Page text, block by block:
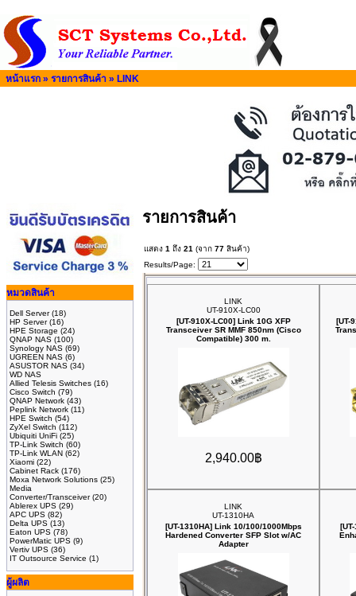
หน้าแรก » รายการสินค้า » LINK
หมวดสินค้า
Dell Server(18)
HP Server(16)
HPE Storage (24)
QNAP NAS (100)
Synology NAS (69)
UGREEN NAS (6)
ASUSTOR NAS (34)
WD NAS
Allied Telesis Switches (16)
Cisco Switch (79)
QNAP Network (43)
Peplink Network (11)
HPE Switch (54)
ZyXel Switch (112)
Ubiquiti UniFi (25)
TP-Link Switch (60)
TP-Link WLAN (62)
Xiaomi (22)
Cabinet Rack (176)
Moxa Network Solutions (25)
Media
Converter/Transceiver(20)
Ablerex UPS (29)
APC UPS (82)
Delta UPS (13)
Eaton UPS (78)
PowerMatic UPS (9)
Vertiv UPS (36)
IT Outsource Service (1)
ผู้ผลิต
รายการสินค้า
แสดง 1 ถึง 21 (จาก 77 สินค้า)
Results/Page:
LINK
UT-910X-LC00
[UT-910X-LC00] Link 10G XFP
Transceiver SR MMF 850nm (Cisco
Compatible) 300 m.
2,940.00฿
[UT-
LINK
UT-1310HA
[UT-1310HA] Link 10/100/1000Mbps
‎Hardened Converter SFP Slot w/AC
Adapter